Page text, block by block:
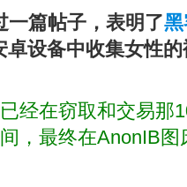
一篇帖子，表明了
设备中收集女性
经在窃取和交易那
，最终在AnonIB图